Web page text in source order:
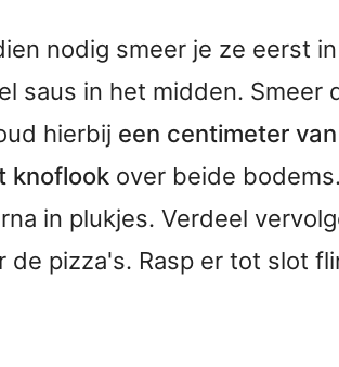
nodig smeer je ze eerst
saus in het midden. Smeer
hierbij een centimeter
knoflookover beide
in plukjes. Verdeel
pizza's. Rasp er tot slot